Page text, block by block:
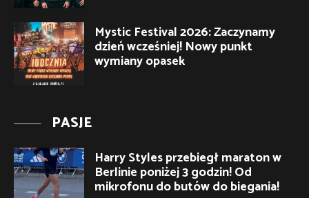
Mystic Festival 2026: Zaczynamy
dzień wcześniej! Nowy punkt
wymiany opasek
PASJE
Harry Styles przebiegł maraton w
Berlinie poniżej 3 godzin! Od
mikrofonu do butów do biegania!